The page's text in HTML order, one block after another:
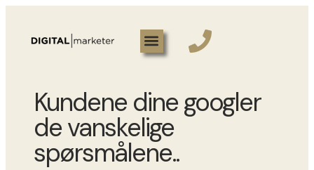
Kundene dine googler
de vanskelige
spørsmålene..